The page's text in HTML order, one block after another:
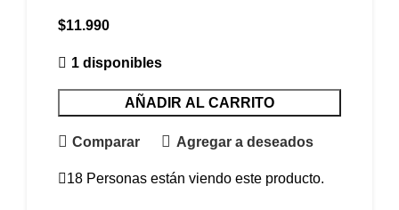
$11.990
1 disponibles
AÑADIR AL CARRITO
Comparar Agregar a deseados
18 Personas están viendo este producto.